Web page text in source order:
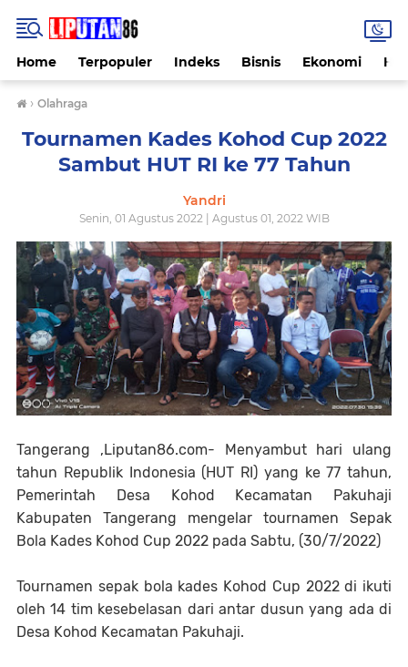
Home Terpopuler Indeks Bisnis Ekonomi
› Olahraga
Tournamen Kades Kohod Cup 2022
Sambut HUT RI ke 77 Tahun
Yandri
Senin, 01 Agustus 2022 | Agustus 01, 2022 WIB
Tangerang ,Liputan86.com- Menyambut hari ulang
tahun Republik Indonesia (HUT RI) yang ke 77 tahun,
Pemerintah Desa Kohod Kecamatan Pakuhaji
Kabupaten Tangerang mengelar tournamen Sepak
Bola Kades Kohod Cup 2022 pada Sabtu, (30/7/2022)
Tournamen sepak bola kades Kohod Cup 2022 di ikuti
oleh 14 tim kesebelasan dari antar dusun yang ada di
Desa Kohod Kecamatan Pakuhaji.